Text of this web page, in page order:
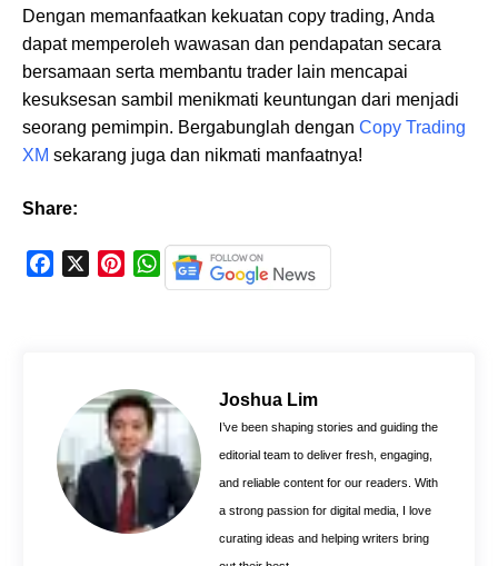
Dengan memanfaatkan kekuatan copy trading, Anda
dapat memperoleh wawasan dan pendapatan secara
bersamaan serta membantu trader lain mencapai
kesuksesan sambil menikmati keuntungan dari menjadi
seorang pemimpin. Bergabunglah dengan Copy Trading
XM sekarang juga dan nikmati manfaatnya!
Share:
k
r
e
s
t
W
h
A
p
Joshua Lim
I’ve been shaping stories and guiding the
editorial team to deliver fresh, engaging,
and reliable content for our readers. With
a strong passion for digital media, I love
curating ideas and helping writers bring